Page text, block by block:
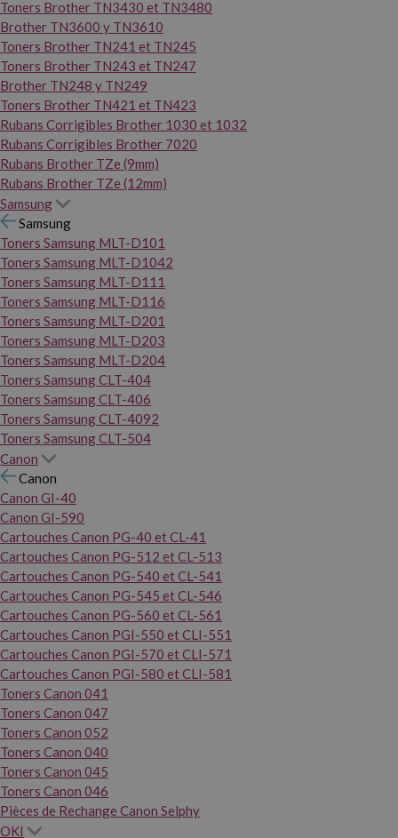
Toners Brother TN3430 et TN3480
Brother TN3600 y TN3610
Toners Brother TN241 et TN245
Toners Brother TN243 et TN247
Brother TN248 y TN249
Toners Brother TN421 et TN423
Rubans Corrigibles Brother 1030 et 1032
Rubans Corrigibles Brother 7020
Rubans Brother TZe (9mm)
Rubans Brother TZe (12mm)
Samsung
Samsung
Toners Samsung MLT-D101
Toners Samsung MLT-D1042
Toners Samsung MLT-D111
Toners Samsung MLT-D116
Toners Samsung MLT-D201
Toners Samsung MLT-D203
Toners Samsung MLT-D204
Toners Samsung CLT-404
Toners Samsung CLT-406
Toners Samsung CLT-4092
Toners Samsung CLT-504
Canon
Canon
Canon GI-40
Canon GI-590
Cartouches Canon PG-40 et CL-41
Cartouches Canon PG-512 et CL-513
Cartouches Canon PG-540 et CL-541
Cartouches Canon PG-545 et CL-546
Cartouches Canon PG-560 et CL-561
Cartouches Canon PGI-550 et CLI-551
Cartouches Canon PGI-570 et CLI-571
Cartouches Canon PGI-580 et CLI-581
Toners Canon 041
Toners Canon 047
Toners Canon 052
Toners Canon 040
Toners Canon 045
Toners Canon 046
Pièces de Rechange Canon Selphy
OKI